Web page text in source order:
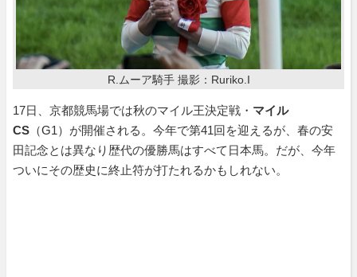
R.ムーア騎手 撮影：Ruriko.I
17日、京都競馬場では秋のマイル王決定戦・ マイル
CS （G1）が開催される。今年で第41回を迎えるが、春の安
田記念とは異なり歴代の優勝馬はすべて日本馬。だが、今年
ついにその歴史に終止符が打たれるかもしれない。